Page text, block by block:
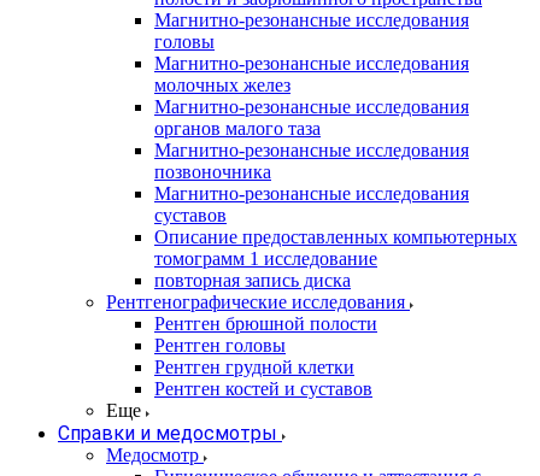
Магнитно-резонансные исследования
головы
Магнитно-резонансные исследования
молочных желез
Магнитно-резонансные исследования
органов малого таза
Магнитно-резонансные исследования
позвоночника
Магнитно-резонансные исследования
суставов
Описание предоставленных компьютерных
томограмм 1 исследование
повторная запись диска
Рентгенографические исследования
Рентген брюшной полости
Рентген головы
Рентген грудной клетки
Рентген костей и суставов
Еще
Справки и медосмотры
Медосмотр